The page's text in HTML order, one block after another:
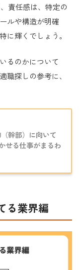
責任感は、特定の
ルや構造が明確
に輝くでしょう。
るのかについて
職探しの参考に、
幹部）に向いて
せる仕事がまるわ
る業界編